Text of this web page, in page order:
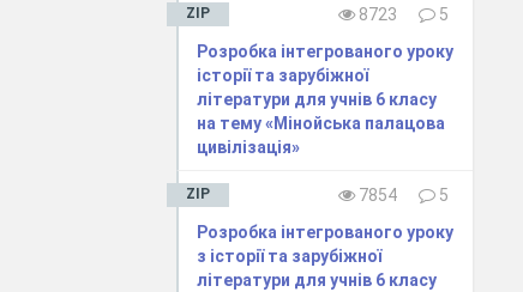
ZIP 8723
5
Розробка інтегрованого уроку
історії та зарубіжної
літератури для учнів 6 класу
на тему «Мінойська палацова
цивілізація»
ZIP 7854
5
Розробка інтегрованого уроку
з історії та зарубіжної
літератури для учнів 6 класу